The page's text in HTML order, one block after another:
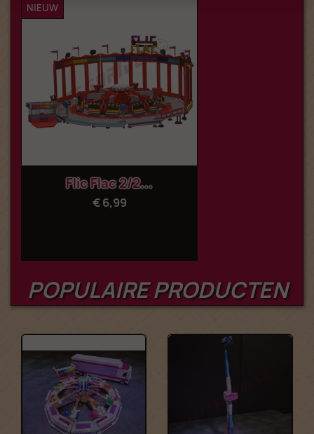
Flic Flac 2/2...
€ 6,99
NIEUW
POPULAIRE PRODUCTEN